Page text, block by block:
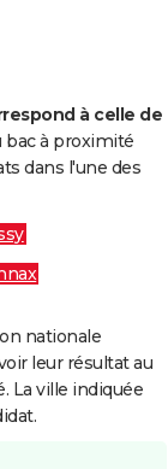
à celle de
bac à proximité
dans l'une des
nationale
leur résultat au
La ville indiquée